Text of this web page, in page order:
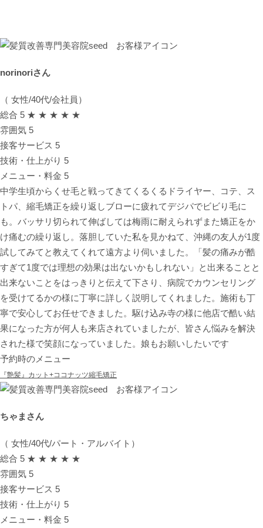
norinoriさん
（ 女性/40代/会社員）
総合 5 ★ ★ ★ ★ ★
雰囲気 5
接客サービス 5
技術・仕上がり 5
メニュー・料金 5
中学生頃からくせ毛と戦ってきてくるくるドライヤー、コテ、ス
トパ、縮毛矯正を繰り返しブローに疲れてデジパでビビり毛に
も。バッサリ切られて伸ばしては梅雨に耐えられずまた矯正をか
け痛むの繰り返し。落胆していた私を見かねて、沖縄の友人が1度
試してみてと教えてくれて遠方より伺いました。「髪の痛みが酷
すぎて1度では理想の効果は出ないかもしれない」と出来ることと
出来ないことをはっきりと伝えて下さり、病院でカウンセリング
を受けてるかの様に丁寧に詳しく説明してくれました。施術も丁
寧で安心してお任せできました。駆け込み寺の様に他店で酷い結
果になった方が何人も来店されていましたが、皆さん悩みを解決
された様で笑顔になっていました。娘もお願いしたいです
予約時のメニュー
『艶髪』カット+ココナッツ縮毛矯正
ちゃまさん
（ 女性/40代/パート・アルバイト）
総合 5 ★ ★ ★ ★ ★
雰囲気 5
接客サービス 5
技術・仕上がり 5
メニュー・料金 5